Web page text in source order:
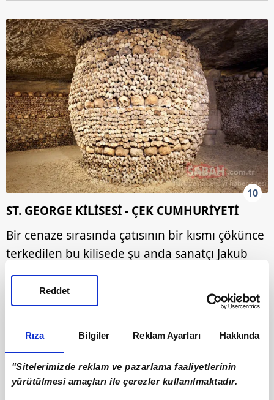
Rıza Bilgiler Reklam Ayarları Hakkında
"Sitelerimizde reklam ve pazarlama faaliyetlerinin
yürütülmesi amaçları ile çerezler kullanılmaktadır.
Reddet
10
ST. GEORGE KİLİSESİ - ÇEK CUMHURİYETİ
Bir cenaze sırasında çatısının bir kısmı çökünce
terkedilen bu kilisede şu anda sanatçı Jakub
Hadrava'nın tüyler ürpertici heykelleri duruyor.